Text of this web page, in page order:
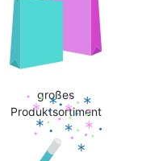
großes
Produktsortiment